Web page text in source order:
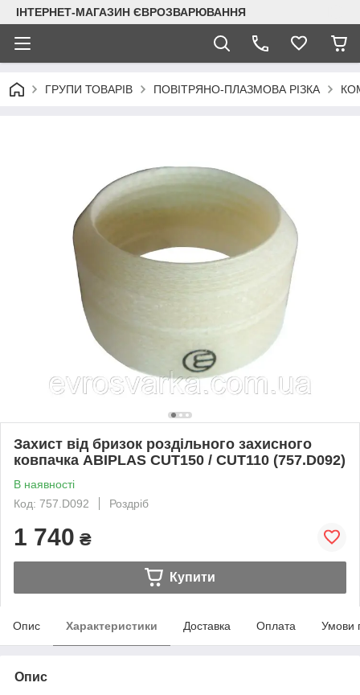
ІНТЕРНЕТ-МАГАЗИН ЄВРОЗВАРЮВАННЯ
ГРУПИ ТОВАРІВ ПОВІТРЯНО-ПЛАЗМОВА РІЗКА
Захист від бризок роздільного захисного
ковпачка ABIPLAS CUT150 / CUT110 (757.D092)
В наявності
Код: 757.D092
Роздріб
1 740 ₴
Купити
Опис Характеристики Доставка Оплата Умови
Опис